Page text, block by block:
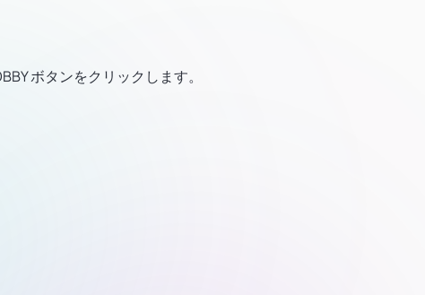
ボタンをクリックします。